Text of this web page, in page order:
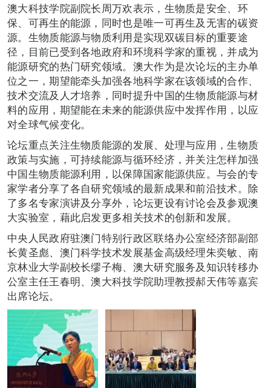
澳大科技学院副院长周万欢表示，生物质是安全、环
保、可再生的能源，同时也是唯一可再生及无害的碳资
源。生物质能源与物质利用是实现双碳目标的重要途
径，目前已受到各地政府和环境科学家的重视，并成为
能源研究的热门研究领域。澳大作为是次论坛的主办单
位之一，期望能牵头加强各地科学家在该领域的合作、
技术交流及人才培养，同时提升中国的生物质能源与材
料的应用，期望能在未来的能源供应中发挥作用，以应
对全球气候变化。
论坛重点关注生物质能源的发展、处理与应用，生物质
政策与实施，可持续能源与循环经济，并关注怎样加强
中国生物质能源利用，以保障国家能源供应。与会的专
家学者分享了各自研究领域的最新成果和前沿技术。除
了多名专家演讲及分享外，论坛更设有讨论会及参观澳
大实验室，藉此启发更多相关技术的创新和发展。
中央人民政府驻澳门特别行政区联络办公室经济部副部
长黄圣彪、澳门科学技术发展基金高级经理朱奕敏、南
京林业大学副校长缪子梅、澳大研究服务及知识转移办
公室主任王春明、澳大科技学院助理教授郝天伟等嘉宾
出席论坛。